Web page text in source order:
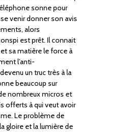
sonne pour
venir donner son avis
alors
est prêt. Il connait
sa matière le force à
l’anti-
un truc très à la
beaucoup sur
nombreux micros et
offerts à qui veut avoir
Le problème de
gloire et la lumière de